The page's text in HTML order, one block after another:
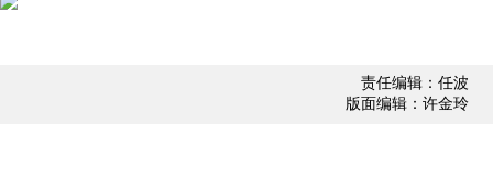
责任编辑：任波
版面编辑：许金玲